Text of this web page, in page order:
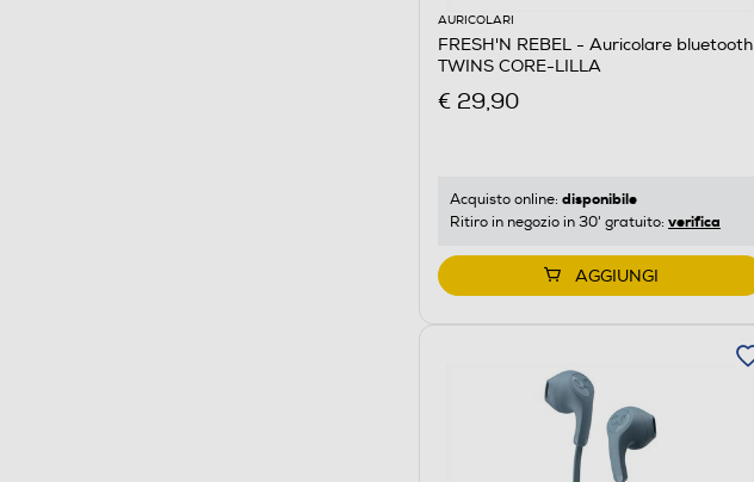
AURICOLARI
FRESH'N REBEL - Auricolare bluetooth
TWINS CORE-LILLA
€ 29,90
Acquisto online: disponibile
Ritiro in negozio in 30' gratuito: verifica
AGGIUNGI